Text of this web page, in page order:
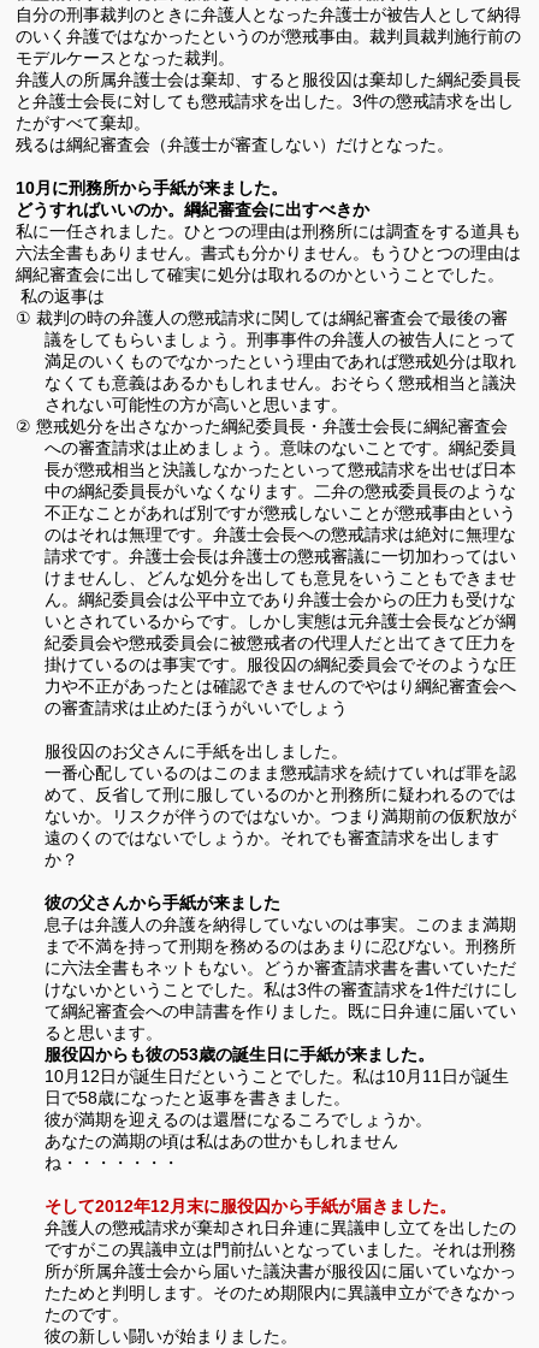
自分の刑事裁判のときに弁護人となった弁護士が被告人として納得
のいく弁護ではなかったというのが懲戒事由。裁判員裁判施行前の
モデルケースとなった裁判。
弁護人の所属弁護士会は棄却、すると服役囚は棄却した綱紀委員長
と弁護士会長に対しても懲戒請求を出した。3件の懲戒請求を出し
たがすべて棄却。
残るは綱紀審査会（弁護士が審査しない）だけとなった。
10月に刑務所から手紙が来ました。
どうすればいいのか。綱紀審査会に出すべきか
私に一任されました。ひとつの理由は刑務所には調査をする道具も
六法全書もありません。書式も分かりません。もうひとつの理由は
綱紀審査会に出して確実に処分は取れるのかということでした。
私の返事は
① 裁判の時の弁護人の懲戒請求に関しては綱紀審査会で最後の審
議をしてもらいましょう。刑事事件の弁護人の被告人にとって
満足のいくものでなかったという理由であれば懲戒処分は取れ
なくても意義はあるかもしれません。おそらく懲戒相当と議決
されない可能性の方が高いと思います。
② 懲戒処分を出さなかった綱紀委員長・弁護士会長に綱紀審査会
への審査請求は止めましょう。意味のないことです。綱紀委員
長が懲戒相当と決議しなかったといって懲戒請求を出せば日本
中の綱紀委員長がいなくなります。二弁の懲戒委員長のような
不正なことがあれば別ですが懲戒しないことが懲戒事由という
のはそれは無理です。弁護士会長への懲戒請求は絶対に無理な
請求です。弁護士会長は弁護士の懲戒審議に一切加わってはい
けませんし、どんな処分を出しても意見をいうこともできませ
ん。綱紀委員会は公平中立であり弁護士会からの圧力も受けな
いとされているからです。しかし実態は元弁護士会長などが綱
紀委員会や懲戒委員会に被懲戒者の代理人だと出てきて圧力を
掛けているのは事実です。服役囚の綱紀委員会でそのような圧
力や不正があったとは確認できませんのでやはり綱紀審査会へ
の審査請求は止めたほうがいいでしょう
服役囚のお父さんに手紙を出しました。
一番心配しているのはこのまま懲戒請求を続けていれば罪を認
めて、反省して刑に服しているのかと刑務所に疑われるのでは
ないか。リスクが伴うのではないか。つまり満期前の仮釈放が
遠のくのではないでしょうか。それでも審査請求を出します
か？
彼の父さんから手紙が来ました
息子は弁護人の弁護を納得していないのは事実。このまま満期
まで不満を持って刑期を務めるのはあまりに忍びない。刑務所
に六法全書もネットもない。どうか審査請求書を書いていただ
けないかということでした。私は3件の審査請求を1件だけにし
て綱紀審査会への申請書を作りました。既に日弁連に届いてい
ると思います。
服役囚からも彼の53歳の誕生日に手紙が来ました。
10月 12日が誕生日だということでした。私は10月 11日が誕生
日で58歳になったと返事を書きました。
彼が満期を迎えるのは還暦になるころでしょうか。
あなたの満期の頃は私はあの世かもしれません
ね・・・・・・・
そして2012年12月末に服役囚から手紙が届きました。
弁護人の懲戒請求が棄却され日弁連に異議申し立てを出したの
ですがこの異議申立は門前払いとなっていました。それは刑務
所が所属弁護士会から届いた議決書が服役囚に届いていなかっ
たためと判明します。そのため期限内に異議申立ができなかっ
たのです。
彼の新しい闘いが始まりました。